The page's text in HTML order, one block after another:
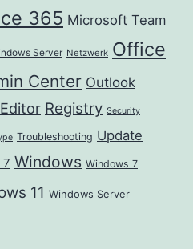
365 Microsoft Team
Server Netzwerk Office
Center Outlook
Registry Security
Troubleshooting Update
7 Windows Windows 7
11 Windows Server